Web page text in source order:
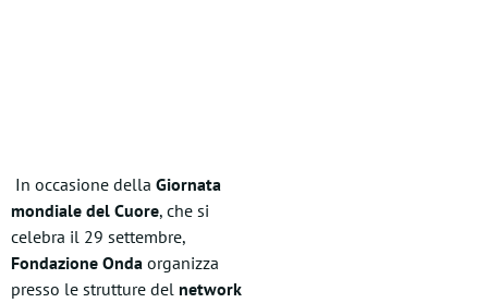
In occasione della Giornata
mondiale del Cuore, che si
celebra il 29 settembre,
Fondazione Onda organizza
presso le strutture del network